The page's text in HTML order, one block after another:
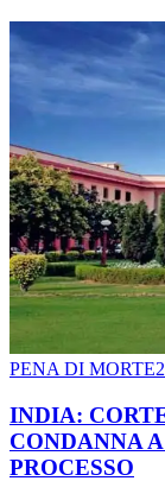
PENA DI MORTE
INDIA:
CONDANNA
PROCESSO